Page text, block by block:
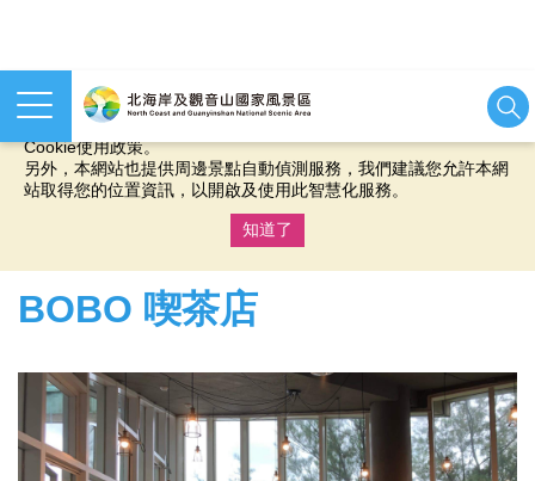
本網站使用cookies等相關技術以持續優化網站服務，並有助於為
您提供更佳的體驗，當您繼續使用本網站即表示您同意我們的
Cookie使用政策。
另外，本網站也提供周邊景點自動偵測服務，我們建議您允許本網
站取得您的位置資訊，以開啟及使用此智慧化服務。
知道了
BOBO 喫茶店